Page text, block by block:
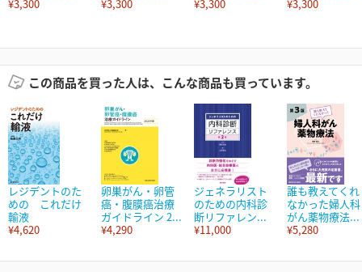
¥3,300
¥3,300
¥3,300
¥3,300
この商品を買った人は、こんな商品も買っています。
レジデントのた
めの これだけ
輸液
¥4,620
卵巣がん・卵管
癌・腹膜癌治療
ガイドライン 2...
¥4,290
ジェネラリスト
のための内科診
断リファレン...
¥11,000
誰も教えてくれ
なかった婦人科
がん薬物療法...
¥5,280